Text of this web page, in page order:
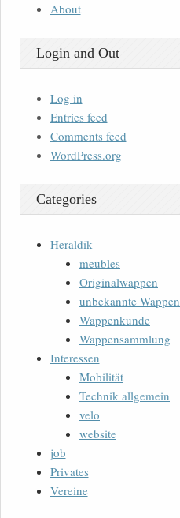
About
Login and Out
Log in
Entries feed
Comments feed
WordPress.org
Categories
Heraldik
meubles
Originalwappen
unbekannte Wappen
Wappenkunde
Wappensammlung
Interessen
Mobilität
Technik allgemein
velo
website
job
Privates
Vereine